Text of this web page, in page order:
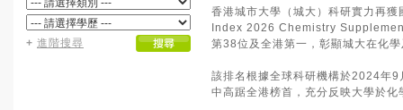
+ 進階搜尋
香港城市大學（城大）科研實力再
Index 2026 Chemistry
第38位及全港第一，彰顯城大在化
該排名根據全球科研機構於2024年
中高踞全港榜首，充分反映大學於